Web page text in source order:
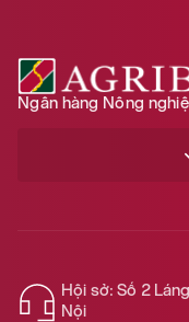
Ngân hàng Nông
Hội sở: Số 2
Nội